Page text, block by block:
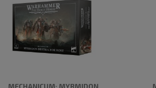
MECHANICUM: MYRMIDON